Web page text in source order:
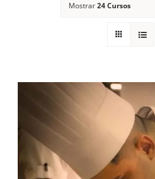
FinanciadoMostrar24 Cursos